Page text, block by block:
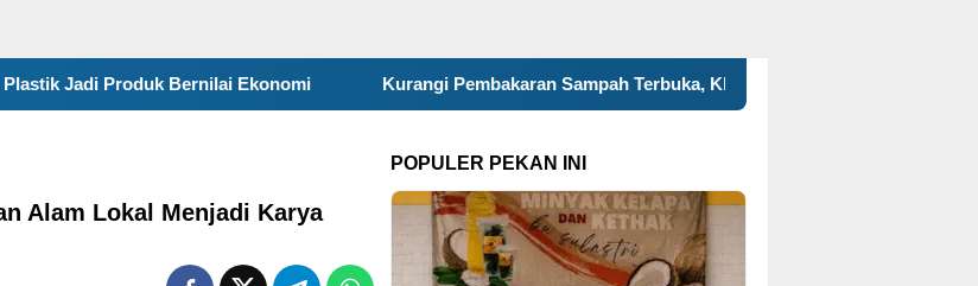
Ekonomi Kurangi Pembakaran Sampah Terbuka, KKN 120 dan Warga Pancuran Gotong Royong
Alam Lokal Menjadi Karya
POPULER PEKAN INI